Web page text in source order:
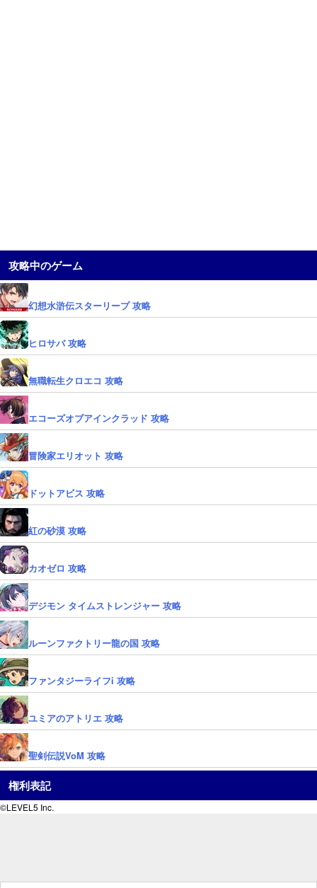
攻略中のゲーム
幻想水滸伝スターリープ 攻略
ヒロサバ 攻略
無職転生クロエコ 攻略
エコーズオブアインクラッド 攻略
冒険家エリオット 攻略
ドットアビス 攻略
紅の砂漠 攻略
カオゼロ 攻略
デジモン タイムストレンジャー 攻略
ルーンファクトリー龍の国 攻略
ファンタジーライフi 攻略
ユミアのアトリエ 攻略
聖剣伝説VoM 攻略
権利表記
©LEVEL5 Inc.